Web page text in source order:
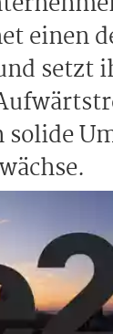
einen
setzt